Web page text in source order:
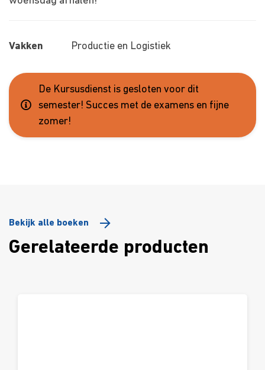
Vakken Productie en Logistiek
De Kursusdienst is gesloten voor dit
semester! Succes met de examens en fijne
zomer!
Bekijk alle boeken
Gerelateerde producten